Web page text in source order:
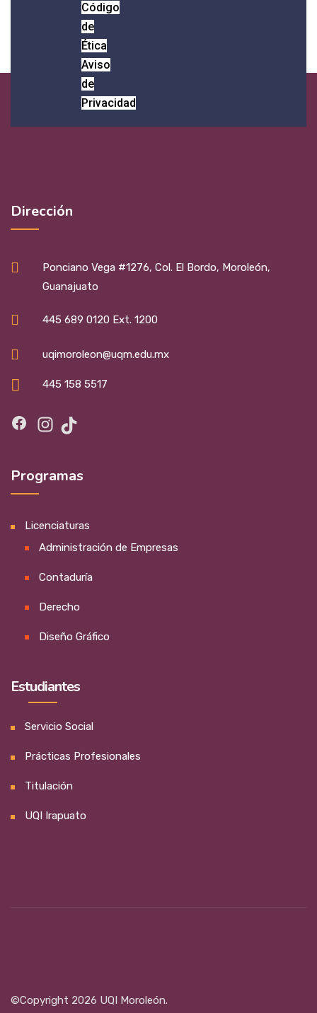
Código
de
Ética
Aviso
de
Privacidad
Dirección
Ponciano Vega #1276, Col. El Bordo, Moroleón,
Guanajuato
445 689 0120 Ext. 1200
uqimoroleon@uqm.edu.mx
445 158 5517
FacebookInstagram
Programas
Licenciaturas
Administración de Empresas
Contaduría
Derecho
Diseño Gráfico
Estudiantes
Servicio Social
Prácticas Profesionales
Titulación
UQI Irapuato
©Copyright 2026 UQI Moroleón.